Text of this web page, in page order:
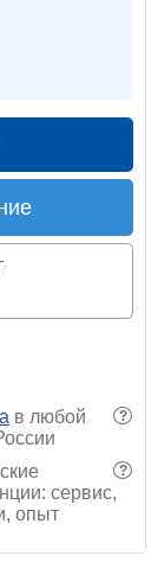
?
в любой
?
сервис,
опыт